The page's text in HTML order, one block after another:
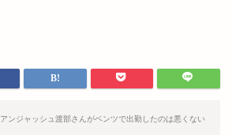
アンジャッシュ渡部さんがベンツで出勤したのは悪くない